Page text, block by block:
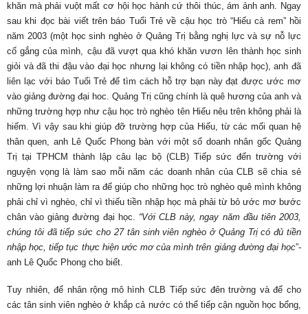
khăn mà phải vuột mất cơ hội học hành cứ thôi thúc, ám ảnh anh. Ngay
sau khi đọc bài viết trên báo Tuổi Trẻ về cậu học trò “Hiếu cà rem” hồi
năm 2003 (một học sinh nghèo ở Quảng Trị bằng nghị lực và sự nỗ lực
cố gắng của mình, cậu đã vượt qua khó khăn vươn lên thành học sinh
giỏi và đã thi đậu vào đại học nhưng lại không có tiền nhập học), anh đã
liên lạc với báo Tuổi Trẻ để tìm cách hỗ trợ bạn này đạt được ước mơ
vào giảng đường đại hoc. Quảng Trị cũng chính là quê hương của anh và
những trường hợp như cậu học trò nghèo tên Hiếu nêu trên không phải là
hiếm. Vì vậy sau khi giúp đỡ trường hợp của Hiếu, từ các mối quan hệ
thân quen, anh Lê Quốc Phong bàn với một số doanh nhân gốc Quảng
Trị tại TPHCM thành lập câu lạc bộ (CLB) Tiếp sức đến trường với
nguyện vọng là làm sao mỗi năm các doanh nhân của CLB sẽ chia sẻ
những lợi nhuận làm ra để giúp cho những học trò nghèo quê mình không
phải chỉ vì nghèo, chỉ vì thiếu tiền nhập học mà phải từ bỏ ước mơ bước
chân vào giảng đường đại học. “Với CLB này, ngay năm đầu tiên 2003,
chúng tôi đã tiếp sức cho 27 tân sinh viên nghèo ở Quảng Trị có đủ tiền
nhập học, tiếp tục thực hiện ước mơ của mình trên giảng đường đại học”-
anh Lê Quốc Phong cho biết.
Tuy nhiên, để nhân rộng mô hình CLB Tiếp sức đên trường và để cho
các tân sinh viên nghèo ở khắp cả nước có thể tiếp cận nguồn học bổng,